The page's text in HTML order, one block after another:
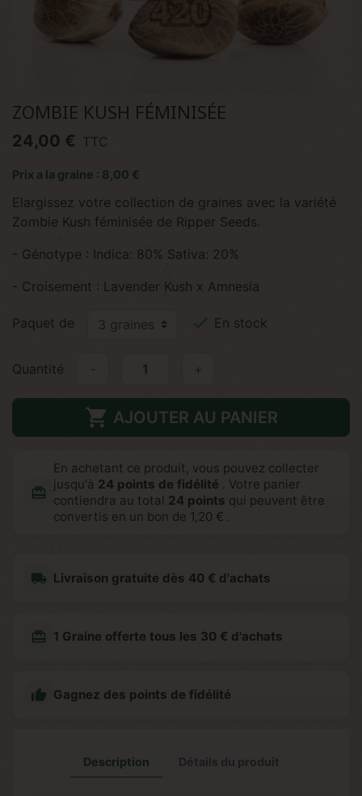
ZOMBIE KUSH FÉMINISÉE
24,00 € TTC
Prix a la graine : 8,00 €
Elargissez votre collection de graines avec la variété
Zombie Kush féminisée de Ripper Seeds.
- Génotype : Indica: 80% Sativa: 20%
- Croisement : Lavender Kush x Amnesia
Paquet de  En stock
Quantité +
 AJOUTER AU PANIER
redeem
En achetant ce produit, vous pouvez collecter
jusqu'à 24 points de fidélité . Votre panier
contiendra au total 24 points qui peuvent être
convertis en un bon de 1,20 € .
local_shipping Livraison gratuite dès 40 € d'achats
redeem 1 Graine offerte tous les 30 € d'achats
 Gagnez des points de fidélité
Description